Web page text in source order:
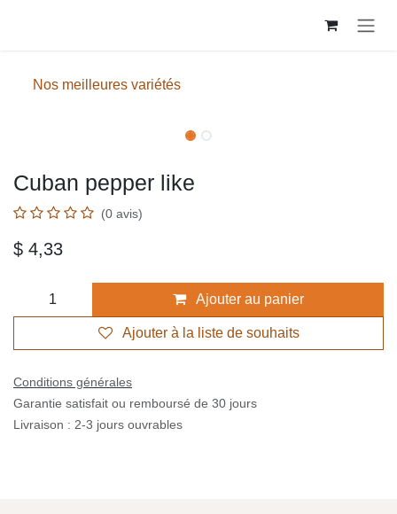
Nos meilleures variétés
Cuban pepper like
(0 avis)
$ 4,33
Ajouter au panier
Ajouter à la liste de souhaits
Conditions générales
Garantie satisfait ou remboursé de 30 jours
Livraison : 2-3 jours ouvrables